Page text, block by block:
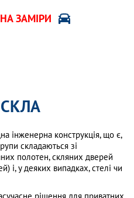
ЗАМІРИ
інженерна конструкція, що є,
складаються зі
полотен, скляних дверей
і, у деяких випадках, стелі чи